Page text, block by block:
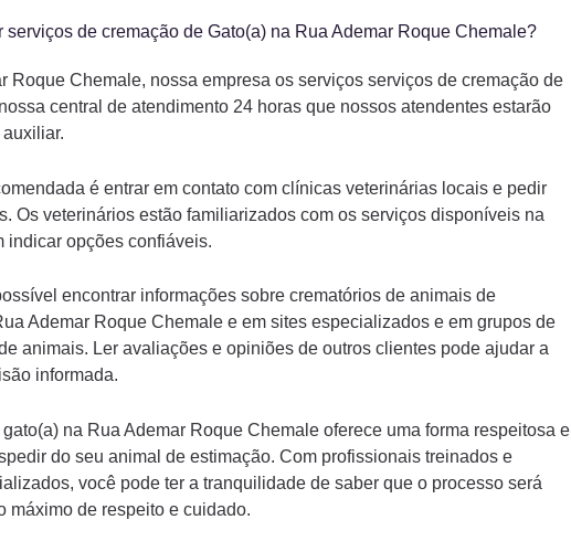
serviços de cremação de Gato(a) na Rua Ademar Roque Chemale?
Roque Chemale, nossa empresa os serviços serviços de cremação de
central de atendimento 24 horas que nossos atendentes estarão
é entrar em contato com clínicas veterinárias locais e pedir
Os veterinários estão familiarizados com os serviços disponíveis na
indicar opções confiáveis.
encontrar informações sobre crematórios de animais de
Ademar Roque Chemale e em sites especializados e em grupos de
animais. Ler avaliações e opiniões de outros clientes pode ajudar a
informada.
na Rua Ademar Roque Chemale oferece uma forma respeitosa e
do seu animal de estimação. Com profissionais treinados e
você pode ter a tranquilidade de saber que o processo será
máximo de respeito e cuidado.